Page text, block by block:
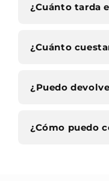
¿Cuánto tarda
¿Cuánto
¿Puedo
¿Cómo puedo